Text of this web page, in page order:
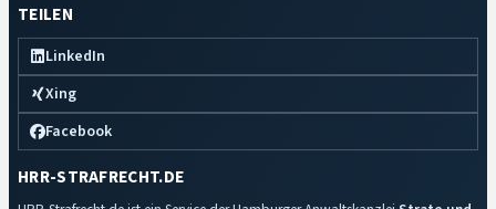
TEILEN
LinkedIn
Xing
Facebook
HRR-STRAFRECHT.DE